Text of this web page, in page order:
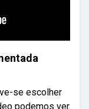
se escolher
podemos ver